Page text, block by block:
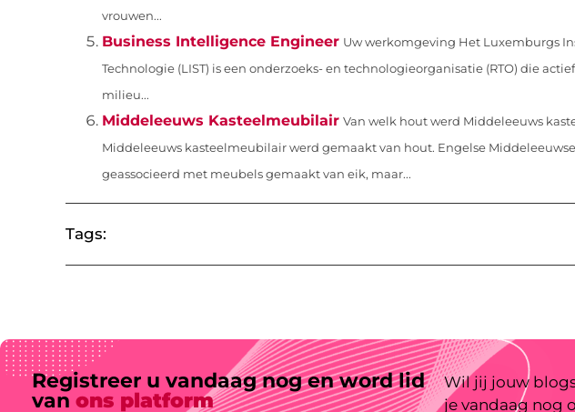
vrouwen...
Business Intelligence Engineer Uw werkomgeving Het Luxemburgs
Technologie (LIST) is een onderzoeks- en technologieorganisatie (RTO) die
milieu...
Middeleeuws Kasteelmeubilair Van welk hout werd Middeleeuws
Middeleeuws kasteelmeubilair werd gemaakt van hout. Engelse
geassocieerd met meubels gemaakt van eik, maar...
Tags:
Registreer u vandaag nog en word lid
van ons platform
Wil jij jouw
je vandaag nog